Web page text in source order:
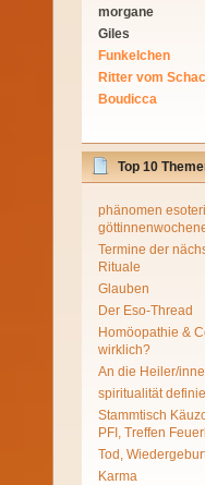
morgane
Giles
Funkelchen
Ritter vom
Boudicca
Top 10
phänomen
Termine der
Rituale
Glauben
Der Eso-Thread
Homöopathie &
wirklich?
An die Heiler/
spiritualität
Stammtisch
PFI, Treffen
Tod,
Karma